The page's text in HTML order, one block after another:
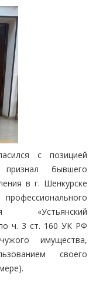
с позицией
признал бывшего
в г. Шенкурске
«Устьянский
ч. 3 ст. 160 УК РФ
имущества,
своего